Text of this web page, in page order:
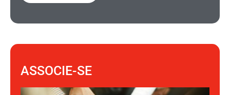
ASSOCIE-SE